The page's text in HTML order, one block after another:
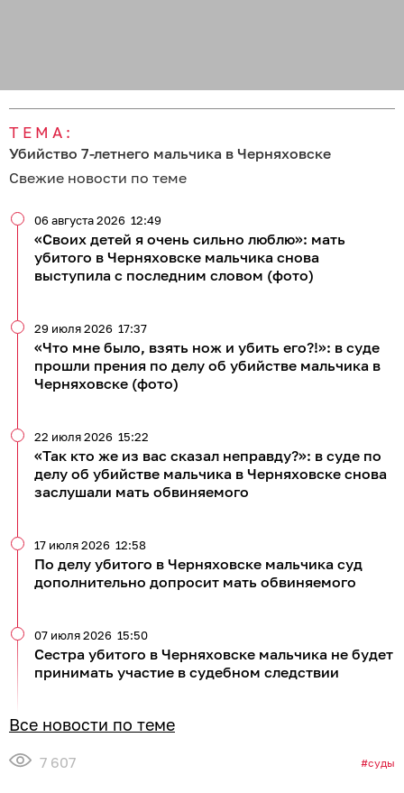
ТЕМА:
Убийство 7-летнего мальчика в Черняховске
Свежие новости по теме
«Своих детей я очень сильно люблю»: мать
убитого в Черняховске мальчика снова
выступила с последним словом (фото)
06 августа 2026 12:49
«Что мне было, взять нож и убить его?!»: в суде
прошли прения по делу об убийстве мальчика в
Черняховске (фото)
29 июля 2026 17:37
«Так кто же из вас сказал неправду?»: в суде по
делу об убийстве мальчика в Черняховске снова
заслушали мать обвиняемого
22 июля 2026 15:22
По делу убитого в Черняховске мальчика суд
дополнительно допросит мать обвиняемого
17 июля 2026 12:58
Сестра убитого в Черняховске мальчика не будет
принимать участие в судебном следствии
07 июля 2026 15:50
Все новости по теме
7 607 суды